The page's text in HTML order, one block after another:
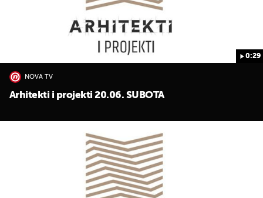
0:29
NOVA TV
Arhitekti i projekti 20.06. SUBOTA